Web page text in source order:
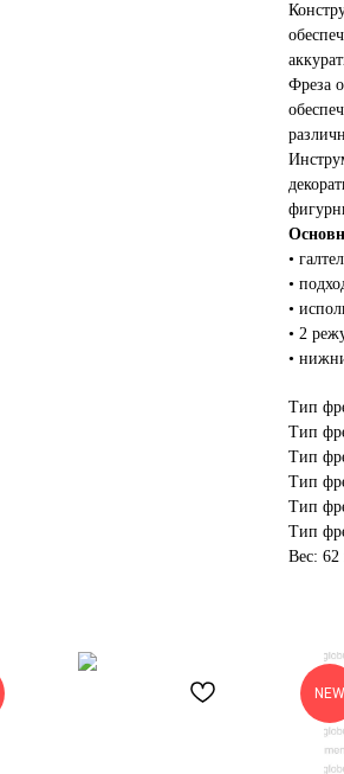
Фреза
•
•
•
• 2
•
Тип
Тип
Тип
Тип
Тип
Тип
Вес: 62
NEW